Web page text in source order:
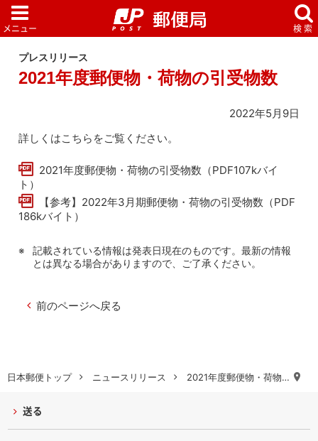
日本郵便トップ ニュースリリース 2021年度郵便物・荷物…
プレスリリース
2021年度郵便物・荷物の引受物数
2022年5月9日
詳しくはこちらをご覧ください。
2021年度郵便物・荷物の引受物数（PDF107kバイ
ト）
【参考】2022年3月期郵便物・荷物の引受物数（PDF
186kバイト）
記載されている情報は発表日現在のものです。最新の情報
とは異なる場合がありますので、ご了承ください。
前のページへ戻る
送る